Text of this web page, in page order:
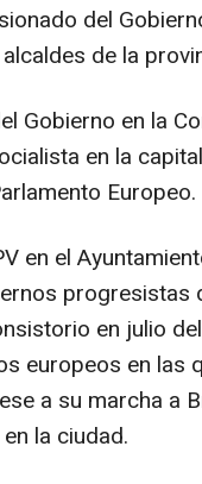
del
de la
Gobierno en la
en la
Europeo.
en el
en julio
europeos en las
a su marcha a
la ciudad.